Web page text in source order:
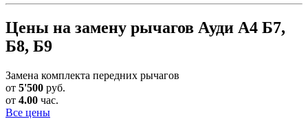
Цены на замену рычагов Ауди А4 Б7,
Б8, Б9
Замена комплекта передних рычагов
от 5'500 руб.
от 4.00 час.
Все цены